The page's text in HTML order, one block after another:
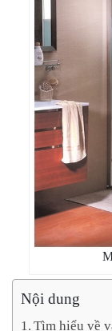
Nội dung
Tìm hiểu về